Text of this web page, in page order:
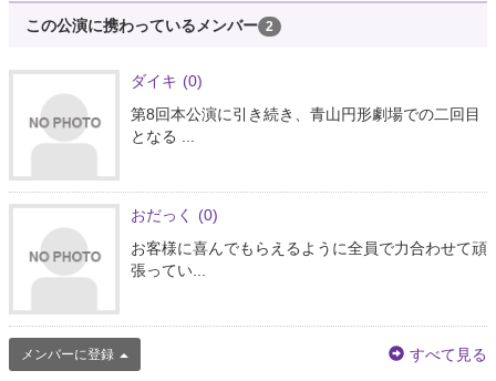
この公演に携わっているメンバー 2
ダイキ (0)
第8回本公演に引き続き、青山円形劇場での二回目
となる ...
おだっく
(0)
お客様に喜んでもらえるように全員で力合わせて頑
張ってい...
メンバーに登録 すべて見る